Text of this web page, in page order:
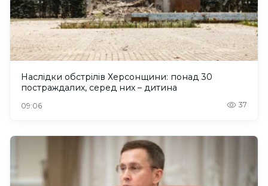
Наслідки обстрілів Херсонщини: понад 30
постраждалих, серед них – дитина
09:06 37